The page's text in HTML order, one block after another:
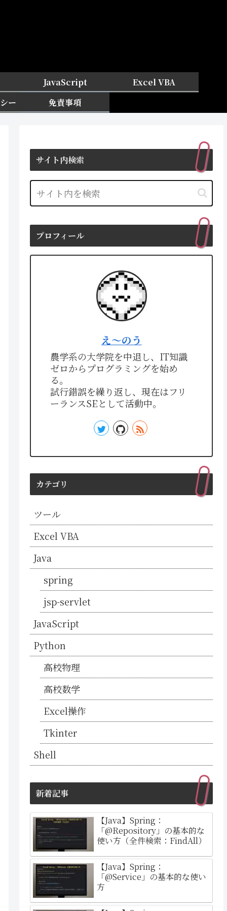
JavaScript
Excel VBA
ー
免責事項
サイト内検索
プロフィール
え〜のう
農学系の大学院を中退し、IT知識
ゼロからプログラミングを始め
る。
試行錯誤を繰り返し、現在はフリ
ーランスSEとして活動中。
カテゴリ
ツール
Excel VBA
Java
spring
jsp-servlet
JavaScript
Python
高校物理
高校数学
Excel操作
Tkinter
Shell
新着記事
【Java】Spring：
「@Repository」の基本的な
使い方（全件検索：FindAll）
【Java】Spring：
「@Service」の基本的な使い
方